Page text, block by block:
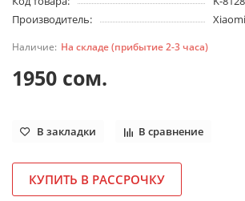
Производитель:
Xiaomi
На складе (прибытие 2-3 часа)
1950 сом.
В закладки В сравнение
КУПИТЬ В РАССРОЧКУ